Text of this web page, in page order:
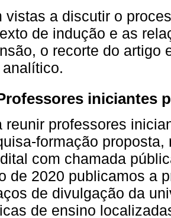
vistas a discutir o
de indução e as
o recorte do artigo
iniciantes
reunir professores
formação
com chamada
de 2020 publicamos a
de divulgação da
de ensino